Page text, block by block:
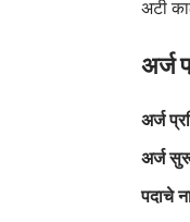
अटी
अर्ज
अर्ज
अर्ज सुरू
पदाचे